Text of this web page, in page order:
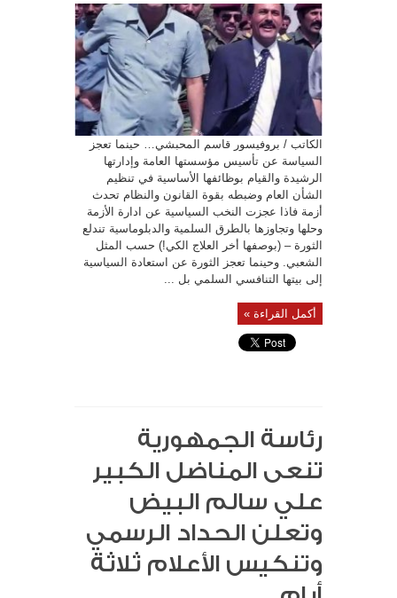
معنى
موت
الزعيم
الوحدوي
علي
سالم
البيض…
مغلقة
الكاتب / بروفيسور قاسم المحبشي… حينما تعجز
السياسة عن تأسيس مؤسستها العامة وإدارتها
الرشيدة والقيام بوظائفها الأساسية في تنظيم
الشأن العام وضبطه بقوة القانون والنظام تحدث
أزمة فاذا عجزت النخب السياسية عن ادارة الأزمة
وحلها وتجاوزها بالطرق السلمية والدبلوماسية تندلع
الثورة – (بوصفها أخر العلاج الكي!) حسب المثل
الشعبي. وحينما تعجز الثورة عن استعادة السياسية
إلى بيتها التنافسي السلمي بل ...
أكمل القراءة »
رئاسة الجمهورية
تنعى المناضل الكبير
علي سالم البيض
وتعلن الحداد الرسمي
وتنكيس الأعلام ثلاثة